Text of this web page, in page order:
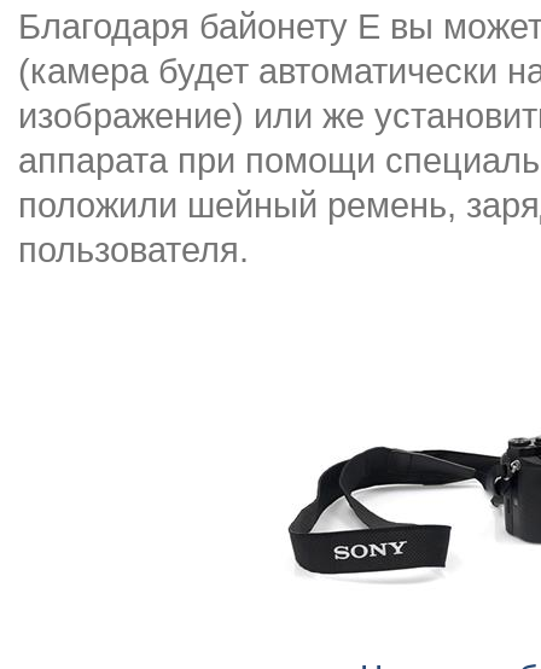
Благодаря байонету E вы
(камера будет автоматически
изображение) или же
аппарата при помощи
положили шейный ремень,
пользователя.